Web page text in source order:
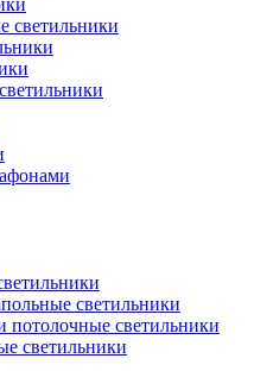
светильники
светильники
потолочные светильники
светильники